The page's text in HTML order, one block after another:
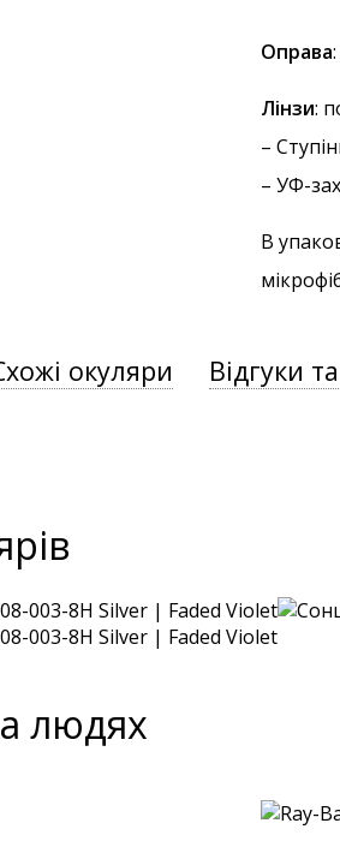
Оправа
Лінзи:
–
– УФ-
В
окуляри Відгуки
людях